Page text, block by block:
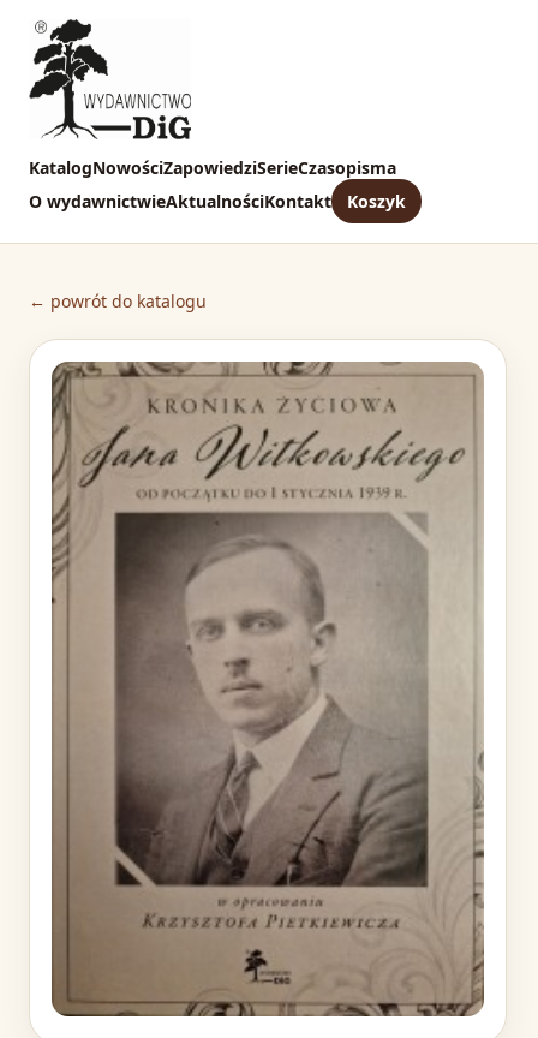
KatalogNowościZapowiedziSerieCzasopisma
O wydawnictwieAktualnościKontakt Koszyk
← powrót do katalogu